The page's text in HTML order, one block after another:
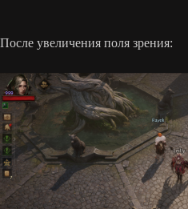
После увеличения поля зрения: